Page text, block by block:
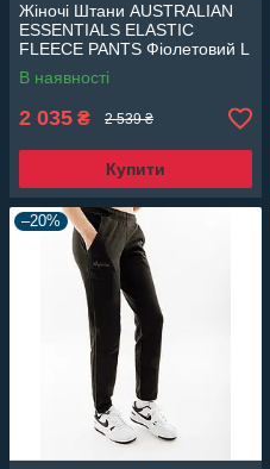
Жіночі Штани AUSTRALIAN
ESSENTIALS ELASTIC
FLEECE PANTS Фіолетовий L
(7dLSDPA0003-465 L)
В наявності
2 035 ₴ 2 539 ₴
Купити
–20%